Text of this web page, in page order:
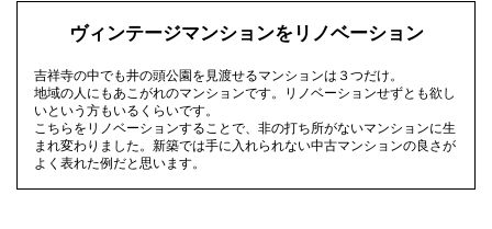
ヴィンテージマンションをリノベーション
吉祥寺の中でも井の頭公園を見渡せるマンションは３つだけ。
地域の人にもあこがれのマンションです。リノベーションせずとも欲し
いという方もいるくらいです。
こちらをリノベーションすることで、非の打ち所がないマンションに生
まれ変わりました。新築では手に入れられない中古マンションの良さが
よく表れた例だと思います。